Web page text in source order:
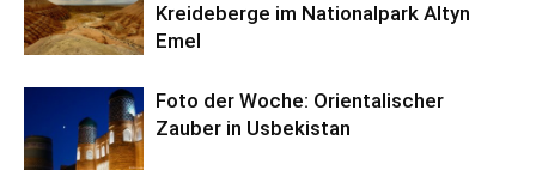
Kreideberge im Nationalpark Altyn
Emel
Foto der Woche: Orientalischer
Zauber in Usbekistan